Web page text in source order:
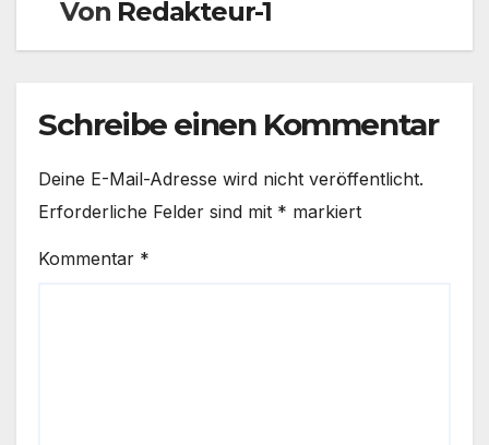
Von Redakteur-1
Schreibe einen Kommentar
Deine E-Mail-Adresse wird nicht veröffentlicht.
Erforderliche Felder sind mit * markiert
Kommentar *